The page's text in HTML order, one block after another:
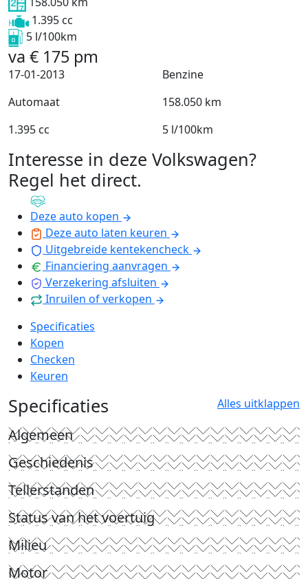
1.395 cc
5 l/100km
va € 175 pm
17-01-2013
Benzine
Automaat
158.050 km
1.395 cc
5 l/100km
Interesse in deze Volkswagen?
Regel het direct.
Deze auto kopen
Deze auto laten keuren
Uitgebreide kentekencheck
Financiering aanvragen
Verzekering afsluiten
Inruilen of verkopen
Specificaties
Kopen
Checken
Keuren
Specificaties Alles uitklappen
Algemeen
Geschiedenis
Tellerstanden
Status van het voertuig
Milieu
Motor